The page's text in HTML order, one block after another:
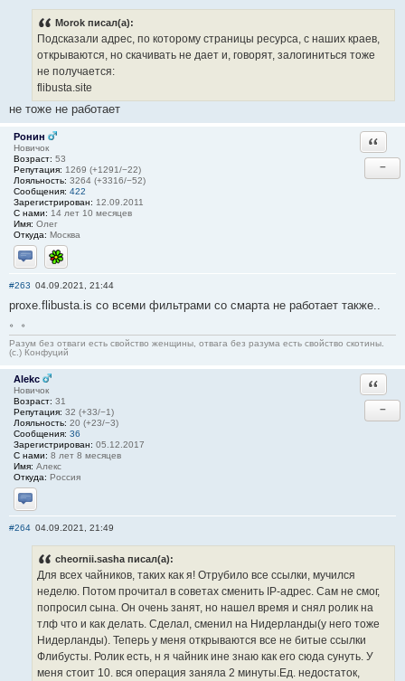
Morok писал(а):
Подсказали адрес, по которому страницы ресурса, с наших краев,
открываются, но скачивать не дает и, говорят, залогиниться тоже
не получается:
flibusta.site
не тоже не работает
Ронин
Новичок
Возраст: 53
Репутация: 1269 (+1291/−22)
Лояльность: 3264 (+3316/−52)
Сообщения: 422
Зарегистрирован: 12.09.2011
С нами: 14 лет 10 месяцев
Имя: Олег
Откуда: Москва
Отправить личное сообщение
ICQ
−
#263 04.09.2021, 21:44
proxe.flibusta.is со всеми фильтрами со смарта не работает также..
。。
Разум без отваги есть свойство женщины, отвага без разума есть свойство скотины.
(с.) Конфуций
Alekc
Новичок
Возраст: 31
Репутация: 32 (+33/−1)
Лояльность: 20 (+23/−3)
Сообщения: 36
Зарегистрирован: 05.12.2017
С нами: 8 лет 8 месяцев
Имя: Алекс
Откуда: Россия
Отправить личное сообщение
−
#264 04.09.2021, 21:49
cheornii.sasha писал(а):
Для всех чайников, таких как я! Отрубило все ссылки, мучился
неделю. Потом прочитал в советах сменить IP-адрес. Сам не смог,
попросил сына. Он очень занят, но нашел время и снял ролик на
тлф что и как делать. Сделал, сменил на Нидерланды(у него тоже
Нидерланды). Теперь у меня открываются все не битые ссылки
Флибусты. Ролик есть, н я чайник ине знаю как его сюда сунуть. У
меня стоит 10. вся операция заняла 2 минуты.Ед. недостаток,